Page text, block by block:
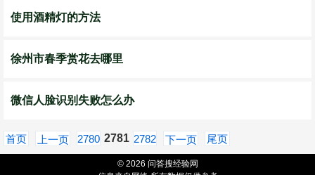
使用酒精灯的方法
徐州市春季赏花去哪里
微信人脸识别失败怎么办
首页 上一页 2780 2781 2782 下一页 尾页
© 2026 问答搜经验网